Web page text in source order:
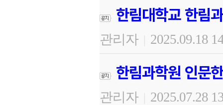
한림대학교 한림
관리자 | 2025.09.18
한림과학원 인문
관리자 | 2025.07.28